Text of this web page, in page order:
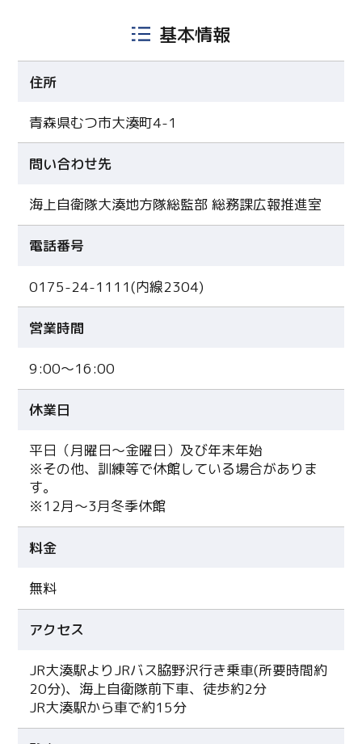
基本情報
住所
青森県むつ市大湊町4-1
問い合わせ先
海上自衛隊大湊地方隊総監部 総務課広報推進室
電話番号
0175-24-1111(内線2304)
営業時間
9:00～16:00
休業日
平日（月曜日～金曜日）及び年末年始
※その他、訓練等で休館している場合がありま
す。
※12月～3月冬季休館
料金
無料
アクセス
JR大湊駅よりJRバス脇野沢行き乗車(所要時間約
20分)、海上自衛隊前下車、徒歩約2分
JR大湊駅から車で約15分